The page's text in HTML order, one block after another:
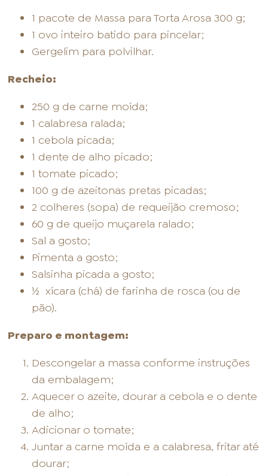
1 pacote de Massa para Torta Arosa 300 g;
1 ovo inteiro batido para pincelar;
Gergelim para polvilhar.
Recheio:
250 g de carne moída;
1 calabresa ralada;
1 cebola picada;
1 dente de alho picado;
1 tomate picado;
100 g de azeitonas pretas picadas;
2 colheres (sopa) de requeijão cremoso;
60 g de queijo muçarela ralado;
Sal a gosto;
Pimenta a gosto;
Salsinha picada a gosto;
½ xícara (chá) de farinha de rosca (ou de
pão).
Preparo e montagem:
Descongelar a massa conforme instruções
da embalagem;
Aquecer o azeite, dourar a cebola e o dente
de alho;
Adicionar o tomate;
Juntar a carne moída e a calabresa, fritar até
dourar;